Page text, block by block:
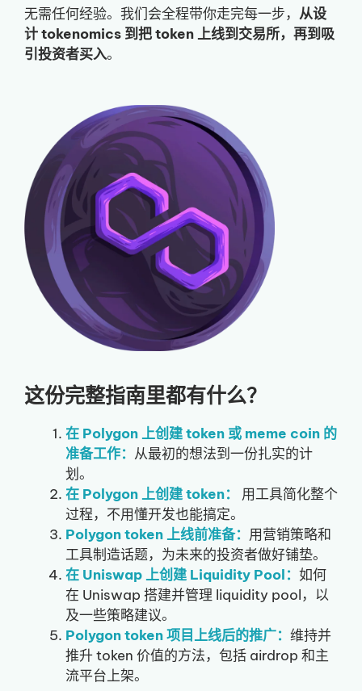
无需任何经验。我们会全程带你走完每一步， 从设
计 tokenomics 到把 token 上线到交易所，再到吸
引投资者买入。
这份完整指南里都有什么？
在 Polygon 上创建 token 或 meme coin 的
准备工作： 从最初的想法到一份扎实的计
划。
在 Polygon 上创建 token：
用工具简化整个
过程，不用懂开发也能搞定。
Polygon token 上线前准备： 用营销策略和
工具制造话题，为未来的投资者做好铺垫。
在 Uniswap 上创建 Liquidity Pool： 如何
在 Uniswap 搭建并管理 liquidity pool，以
及一些策略建议。
Polygon token 项目上线后的推广： 维持并
推升 token 价值的方法，包括 airdrop 和主
流平台上架。